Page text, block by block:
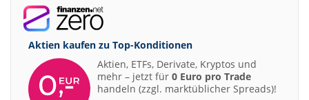
Aktien kaufen zu Top-Konditionen
Aktien, ETFs, Derivate, Kryptos und
mehr – jetzt für 0 Euro pro Trade
handeln (zzgl. marktüblicher Spreads)!